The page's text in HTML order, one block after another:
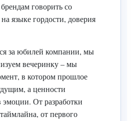
говорить со
языке гордости, доверия
за юбилей компании, мы
вечеринку – мы
в котором прошлое
а ценности
От разработки
от первого